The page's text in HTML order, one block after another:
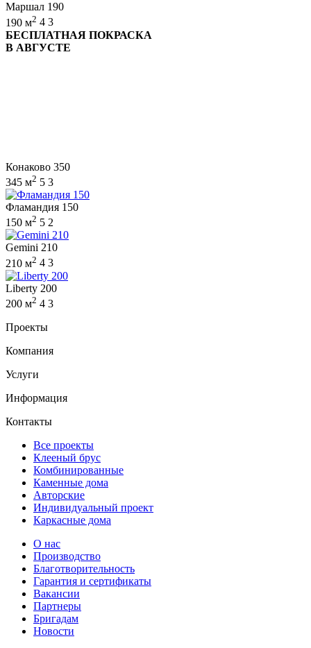
Маршал 190
190 м2 4 3
БЕСПЛАТНАЯ ПОКРАСКА
В АВГУСТЕ
Конаково 350
345 м2 5 3
Фламандия 150
150 м2 5 2
Gemini 210
210 м2 4 3
Liberty 200
200 м2 4 3
Проекты
Компания
Услуги
Информация
Контакты
Все проекты
Клееный брус
Комбинированные
Каменные дома
Авторские
Индивидуальный проект
Каркасные дома
О нас
Производство
Благотворительность
Гарантия и сертификаты
Вакансии
Партнеры
Бригадам
Новости